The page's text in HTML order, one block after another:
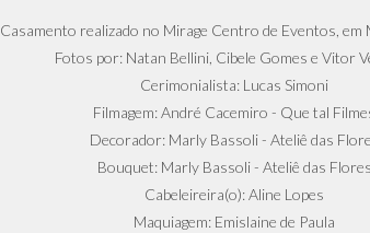
Casamento realizado no Mirage Centro de Eventos, em
Fotos por: Natan Bellini, Cibele Gomes e Vitor
Cerimonialista: Lucas Simoni
Filmagem: André Cacemiro - Que tal
Decorador: Marly Bassoli - Ateliê das
Bouquet: Marly Bassoli - Ateliê das
Cabeleireira(o): Aline Lopes
Maquiagem: Emislaine de Paula